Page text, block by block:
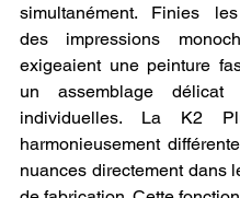
simultanément. Finies
des impressions
exigeaient une peinture
un assemblage délicat
individuelles. La K2
harmonieusement
nuances directement dans